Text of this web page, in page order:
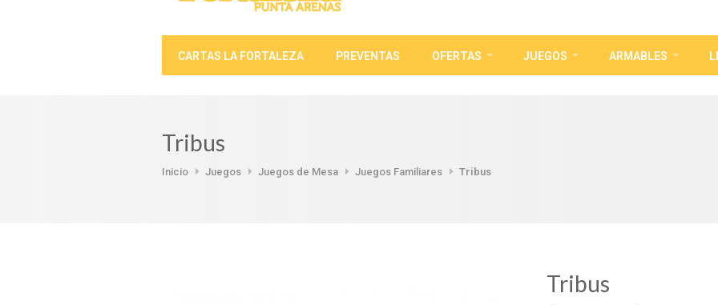
CARTAS LA FORTALEZA PREVENTAS OFERTAS JUEGOS ARMABLES
Tribus
Inicio Juegos Juegos de Mesa Juegos Familiares Tribus
Tribus